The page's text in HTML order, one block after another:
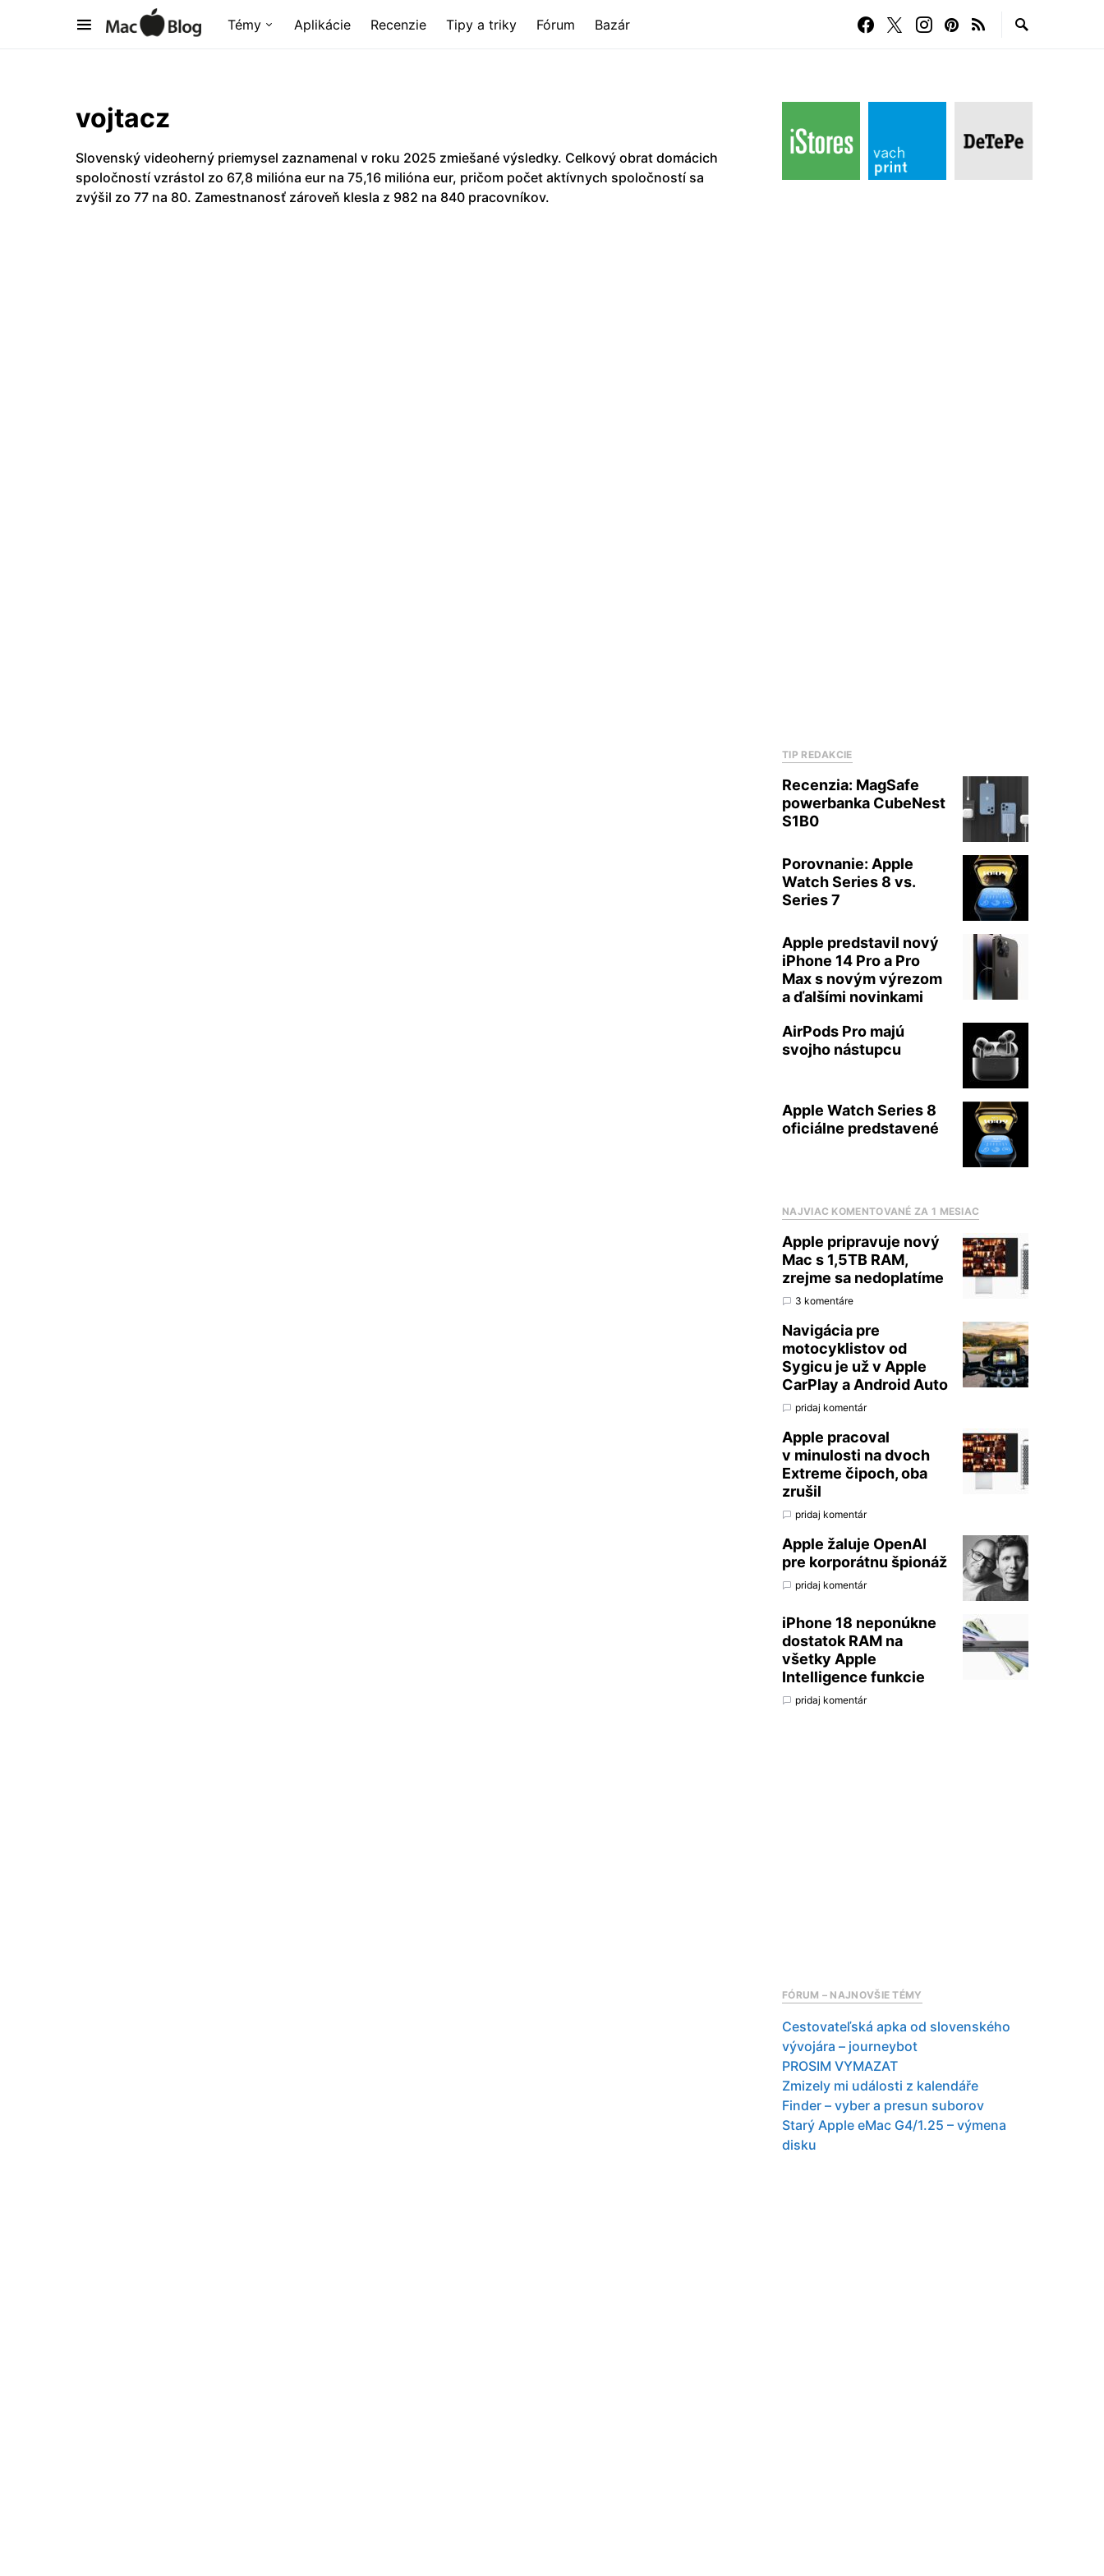
Témy Aplikácie Recenzie Tipy a triky Fórum Bazár
vojtacz
Slovenský videoherný priemysel zaznamenal v roku 2025 zmiešané výsledky. Celkový obrat domácich
spoločností vzrástol zo 67,8 milióna eur na 75,16 milióna eur, pričom počet aktívnych spoločností sa
zvýšil zo 77 na 80. Zamestnanosť zároveň klesla z 982 na 840 pracovníkov.
TIP REDAKCIE
Recenzia: MagSafe
powerbanka CubeNest
S1B0
Porovnanie: Apple
Watch Series 8 vs.
Series 7
Apple predstavil nový
iPhone 14 Pro a Pro
Max s novým výrezom
a ďalšími novinkami
AirPods Pro majú
svojho nástupcu
Apple Watch Series 8
oficiálne predstavené
NAJVIAC KOMENTOVANÉ ZA 1 MESIAC
Apple pripravuje nový
Mac s 1,5TB RAM,
zrejme sa nedoplatíme
3 komentáre
Navigácia pre
motocyklistov od
Sygicu je už v Apple
CarPlay a Android Auto
pridaj komentár
Apple pracoval
v minulosti na dvoch
Extreme čipoch, oba
zrušil
pridaj komentár
Apple žaluje OpenAI
pre korporátnu špionáž
pridaj komentár
iPhone 18 neponúkne
dostatok RAM na
všetky Apple
Intelligence funkcie
pridaj komentár
FÓRUM – NAJNOVŠIE TÉMY
Cestovateľská apka od slovenského
vývojára – journeybot
PROSIM VYMAZAT
Zmizely mi události z kalendáře
Finder – vyber a presun suborov
Starý Apple eMac G4/1.25 – výmena
disku